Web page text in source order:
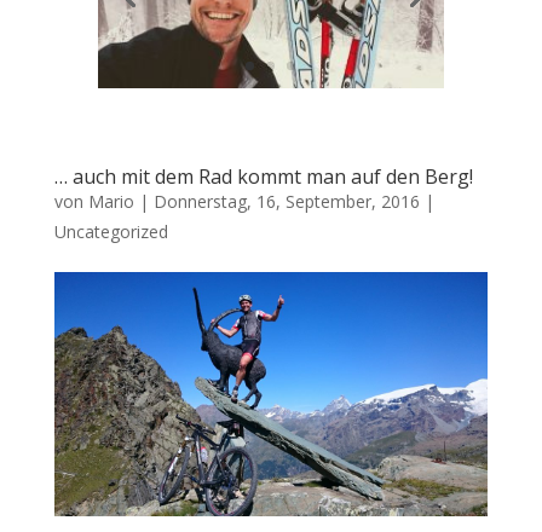
… auch mit dem Rad kommt man auf den Berg!
von Mario | Donnerstag, 16, September, 2016 |
Uncategorized